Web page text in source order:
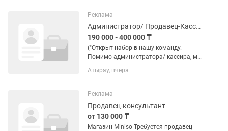
соответствии со стандартами
компании. ...
Реклама
Администратор/ Продавец-Кассир магазина женской одежды
190 000 - 400 000 ₸
("Открыт набор в нашу команду.
Помимо администратора/ кассира, мы
также приглашаем директоров,
мерчендайзеров и продавцов-
Организация эффективной работы...
Атырау, вчера
Реклама
Продавец-консультант
от 130 000 ₸
Магазин Miniso Требуется продавец-